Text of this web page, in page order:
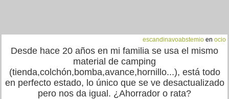
escandinavoabstemio en ocio
Desde hace 20 años en mi familia se usa el mismo
material de camping
(tienda,colchón,bomba,avance,hornillo...), está todo
en perfecto estado, lo único que se ve desactualizado
pero nos da igual. ¿Ahorrador o rata?